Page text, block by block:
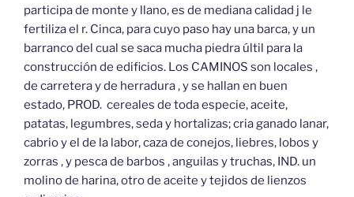
participa de monte y llano, es de mediana calidad j le
fertiliza el r. Cinca, para cuyo paso hay una barca, y un
barranco del cual se saca mucha piedra últil para la
construcción de edificios. Los CAMINOS son locales ,
de carretera y de herradura , y se hallan en buen
estado, PROD. cereales de toda especie, aceite,
patatas, legumbres, seda y hortalizas; cria ganado lanar,
cabrio y el de la labor, caza de conejos, liebres, lobos y
zorras , y pesca de barbos , anguilas y truchas, IND. un
molino de harina, otro de aceite y tejidos de lienzos